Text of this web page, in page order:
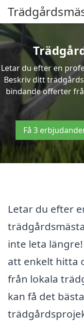
Letar du efter en
Beskriv ditt
bindande offerter
Få 3
Letar du efter
inte leta
att enkelt hitta
från lokala
kan få det